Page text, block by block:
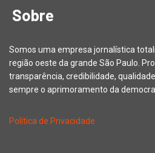
Sobre
Somos uma empresa jornalística
região oeste da grande São Paulo.
transparência, credibilidade,
sempre o aprimoramento da
Política de Privacidade